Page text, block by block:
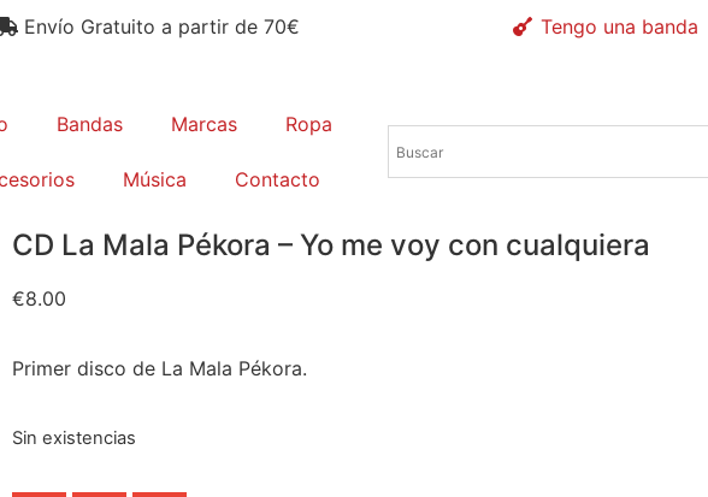
Envío Gratuito a partir de 70€ Tengo una banda
Bandas Marcas Ropa
Música Contacto
CD La Mala Pékora – Yo me voy con cualquiera
€8.00
Primer disco de La Mala Pékora.
Sin existencias